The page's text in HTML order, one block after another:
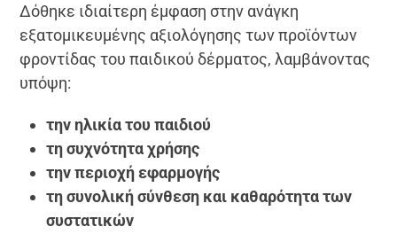
Δόθηκε ιδιαίτερη έμφαση στην ανάγκη
εξατομικευμένης αξιολόγησης των προϊόντων
φροντίδας του παιδικού δέρματος, λαμβάνοντας
υπόψη:
την ηλικία του παιδιού
τη συχνότητα χρήσης
την περιοχή εφαρμογής
τη συνολική σύνθεση και καθαρότητα των
συστατικών